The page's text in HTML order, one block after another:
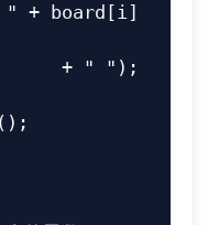
" + board [i]
+ " " ) ;
( ) ;